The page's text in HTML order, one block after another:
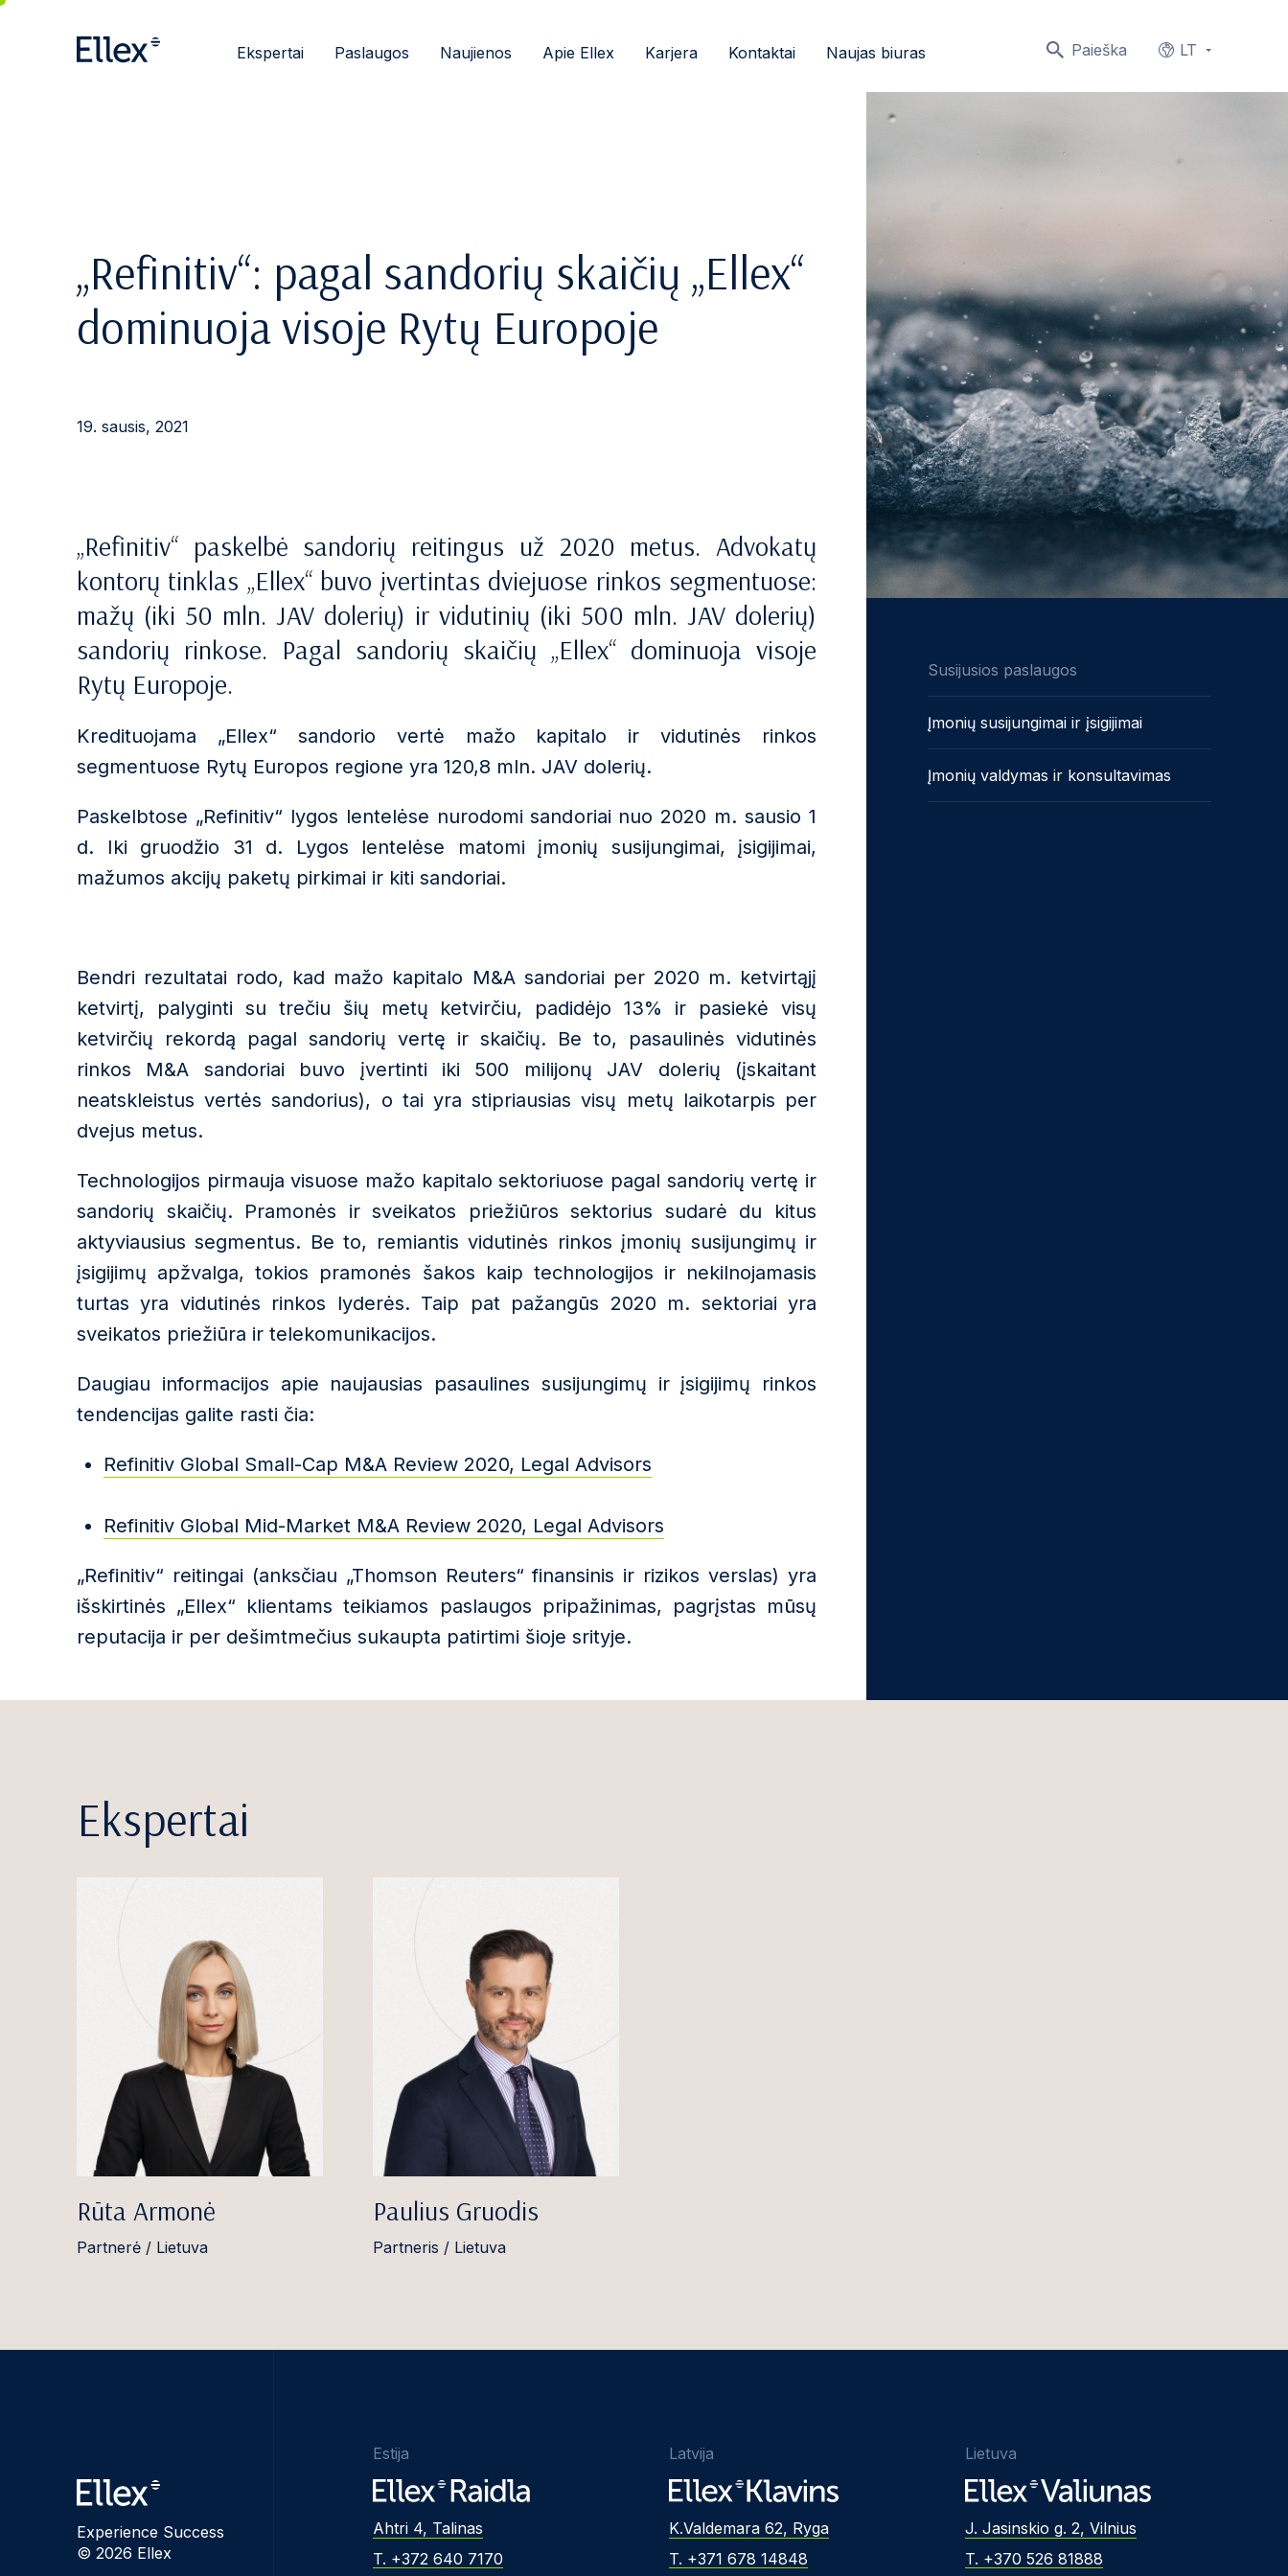
Paieška LT
Ekspertai Paslaugos Naujienos Apie Ellex Karjera Kontaktai Naujas biuras
„Refinitiv“: pagal sandorių skaičių „Ellex“
dominuoja visoje Rytų Europoje
19. sausis, 2021
„Refinitiv“ paskelbė sandorių reitingus už 2020 metus. Advokatų
kontorų tinklas „Ellex“ buvo įvertintas dviejuose rinkos segmentuose:
mažų (iki 50 mln. JAV dolerių) ir vidutinių (iki 500 mln. JAV dolerių)
sandorių rinkose. Pagal sandorių skaičių „Ellex“ dominuoja visoje
Rytų Europoje.
Kredituojama „Ellex“ sandorio vertė mažo kapitalo ir vidutinės rinkos
segmentuose Rytų Europos regione yra 120,8 mln. JAV dolerių.
Paskelbtose „Refinitiv“ lygos lentelėse nurodomi sandoriai nuo 2020 m. sausio 1
d. Iki gruodžio 31 d. Lygos lentelėse matomi įmonių susijungimai, įsigijimai,
mažumos akcijų paketų pirkimai ir kiti sandoriai.
Bendri rezultatai rodo, kad mažo kapitalo M&A sandoriai per 2020 m. ketvirtąjį
ketvirtį, palyginti su trečiu šių metų ketvirčiu, padidėjo 13% ir pasiekė visų
ketvirčių rekordą pagal sandorių vertę ir skaičių. Be to, pasaulinės vidutinės
rinkos M&A sandoriai buvo įvertinti iki 500 milijonų JAV dolerių (įskaitant
neatskleistus vertės sandorius), o tai yra stipriausias visų metų laikotarpis per
dvejus metus.
Technologijos pirmauja visuose mažo kapitalo sektoriuose pagal sandorių vertę ir
sandorių skaičių. Pramonės ir sveikatos priežiūros sektorius sudarė du kitus
aktyviausius segmentus. Be to, remiantis vidutinės rinkos įmonių susijungimų ir
įsigijimų apžvalga, tokios pramonės šakos kaip technologijos ir nekilnojamasis
turtas yra vidutinės rinkos lyderės. Taip pat pažangūs 2020 m. sektoriai yra
sveikatos priežiūra ir telekomunikacijos.
Daugiau informacijos apie naujausias pasaulines susijungimų ir įsigijimų rinkos
tendencijas galite rasti čia:
Refinitiv Global Small-Cap M&A Review 2020, Legal Advisors
Refinitiv Global Mid-Market M&A Review 2020, Legal Advisors
„Refinitiv“ reitingai (anksčiau „Thomson Reuters“ finansinis ir rizikos verslas) yra
išskirtinės „Ellex“ klientams teikiamos paslaugos pripažinimas, pagrįstas mūsų
reputacija ir per dešimtmečius sukaupta patirtimi šioje srityje.
Susijusios paslaugos
Įmonių susijungimai ir įsigijimai
Įmonių valdymas ir konsultavimas
Ekspertai
Rūta Armonė
Partnerė / Lietuva
Paulius Gruodis
Partneris / Lietuva
Experience Success
© 2026 Ellex
Estija
Ahtri 4, Talinas
T. +372 640 7170
Latvija
K.Valdemara 62, Ryga
T. +371 678 14848
Lietuva
J. Jasinskio g. 2, Vilnius
T. +370 526 81888